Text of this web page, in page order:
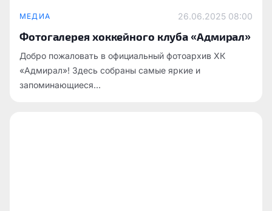
МЕДИА 26.06.2025 08:00
Фотогалерея хоккейного клуба «Адмирал»
Добро пожаловать в официальный фотоархив ХК
«Адмирал»! Здесь собраны самые яркие и
запоминающиеся...